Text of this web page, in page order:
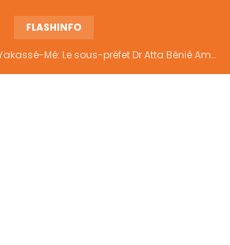
FLASHINFO
Indépendance 2026 À Yakassé-Mé: Le sous-préfet Dr Atta Bénié Amédé appelle à l’unité, à la sécurité et au développement